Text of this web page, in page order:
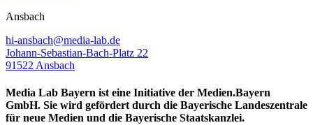
Ansbach
hi-ansbach@media-lab.de
Johann-Sebastian-Bach-Platz 22
91522 Ansbach
Media Lab Bayern ist eine Initiative der Medien.Bayern
GmbH. Sie wird gefördert durch die Bayerische Landeszentrale
für neue Medien und die Bayerische Staatskanzlei.